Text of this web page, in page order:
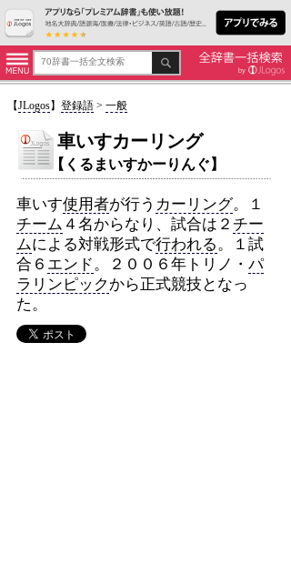
【JLogos】 登録語> 一般
車いすカーリング
【くるまいすかーりんぐ】
車いす使用者が行う カーリング。１
チーム ４名からなり、試合は２ チー
ムによる対戦形式で行われる。１試
合６ エンド。２００６年トリノ・ パ
ラリンピック から正式競技となっ
た。